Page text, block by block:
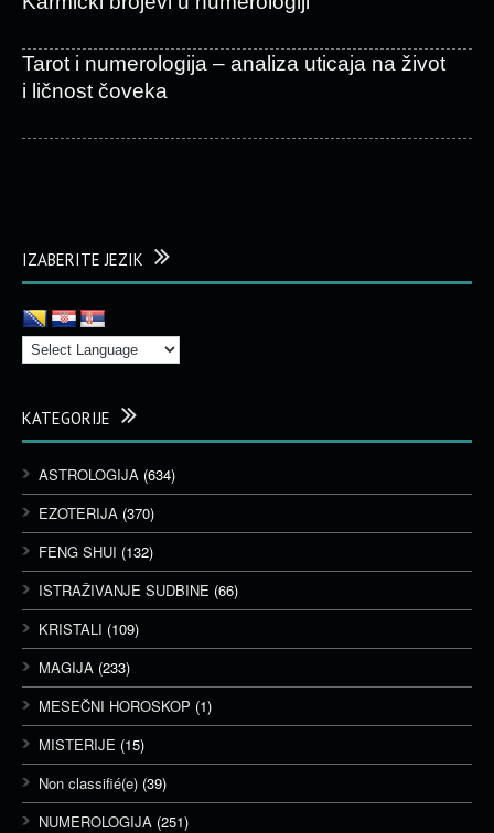
Tarot i numerologija – analiza uticaja na život
i ličnost čoveka
IZABERITE JEZIK
KATEGORIJE
ASTROLOGIJA (634)
EZOTERIJA (370)
FENG SHUI (132)
ISTRAŽIVANJE SUDBINE (66)
KRISTALI (109)
MAGIJA (233)
MESEČNI HOROSKOP (1)
MISTERIJE (15)
Non classifié(e) (39)
NUMEROLOGIJA (251)